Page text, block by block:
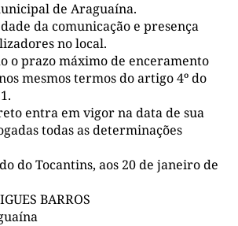
de Araguaína.
da comunicação e presença
no local.
o prazo máximo de enceramento
mesmos termos do artigo 4º do
entra em vigor na data de sua
todas as determinações
do Tocantins, aos 20 de janeiro de
BARROS